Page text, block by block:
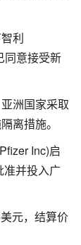
利
同意接受新
洲国家采取
离措施。
Inc)启
并投入广
元，结算价